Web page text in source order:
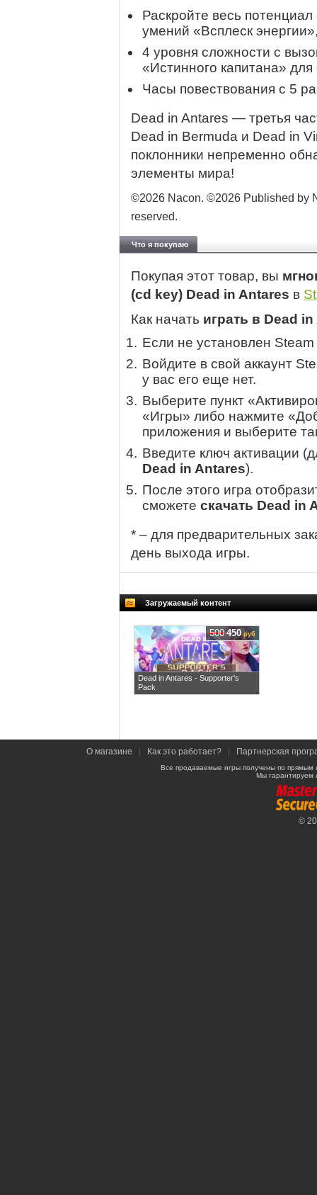
Раскройте весь
умений «Всплеск
4 уровня сложности с
«Истинного капитана»
Часы повествования с 5
Dead in Antares — третья
Dead in Bermuda и Dead in
поклонники непременно
элементы мира!
©2026 Nacon. ©2026 Published by
reserved.
Что я покупаю
Покупая этот товар, вы
(cd key) Dead in Antares в
Как начать играть в Dead
Если не установлен
Войдите в свой аккаунт
у вас его еще нет.
Выберите пункт
«Игры» либо нажмите
приложения и выберите
Введите ключ активации
Dead in Antares).
После этого игра
сможете скачать Dead in
* – для предварительных
день выхода игры.
Загружаемый контент
Dead in Antares - Supporter's
Pack
500 450руб
О магазине Как это работает? Партнерская
Все продаваемые игры получены по
Мы гарантируем
©